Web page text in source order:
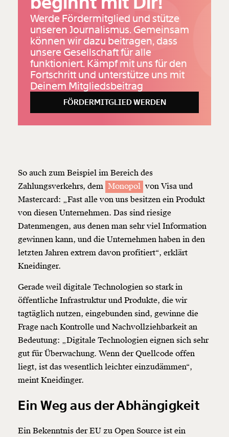
Werde Fördermitglied und stütze
unseren Journalismus. Gemeinsam
können wir dazu beitragen, dass
unsere Gesellschaft für alle
funktioniert. Kämpf mit uns für den
Fortschritt und unterstütze uns mit
Deinem Mitgliedsbeitrag
FÖRDERMITGLIED WERDEN
So auch zum Beispiel im Bereich des
Zahlungsverkehrs, dem Monopol von Visa und
Mastercard: „Fast alle von uns besitzen ein Produkt
von diesen Unternehmen. Das sind riesige
Datenmengen, aus denen man sehr viel Information
gewinnen kann, und die Unternehmen haben in den
letzten Jahren extrem davon profitiert“, erklärt
Kneidinger.
Gerade weil digitale Technologien so stark in
öffentliche Infrastruktur und Produkte, die wir
tagtäglich nutzen, eingebunden sind, gewinne die
Frage nach Kontrolle und Nachvollziehbarkeit an
Bedeutung: „Digitale Technologien eignen sich sehr
gut für Überwachung. Wenn der Quellcode offen
liegt, ist das wesentlich leichter einzudämmen“,
meint Kneidinger.
Ein Weg aus der Abhängigkeit
Ein Bekenntnis der EU zu Open Source ist ein